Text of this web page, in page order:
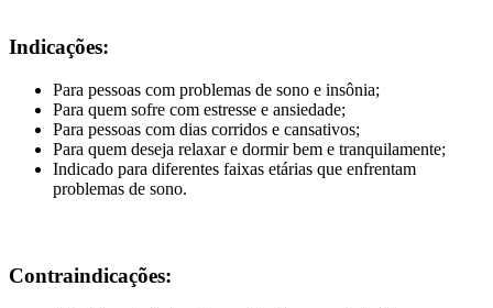
Indicações:
Para pessoas com problemas de sono e insônia;
Para quem sofre com estresse e ansiedade;
Para pessoas com dias corridos e cansativos;
Para quem deseja relaxar e dormir bem e tranquilamente;
Indicado para diferentes faixas etárias que enfrentam
problemas de sono.
Contraindicações: